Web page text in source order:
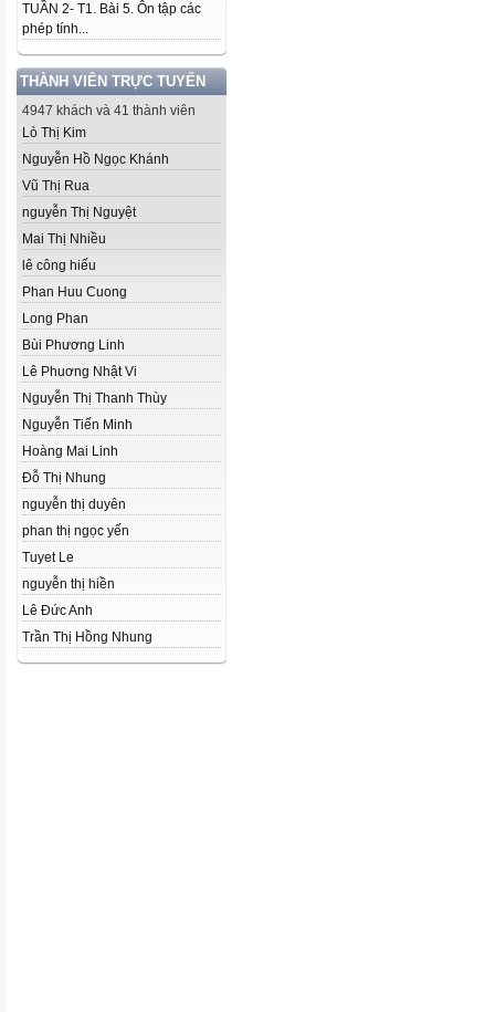
TUẦN 2- T1. Bài 5. Ôn tập các
phép tính...
THÀNH VIÊN TRỰC TUYẾN
4947 khách và 41 thành viên
Lò Thị Kim
Nguyễn Hồ Ngọc Khánh
Vũ Thị Rua
nguyễn Thị Nguyệt
Mai Thị Nhiều
lê công hiếu
Phan Huu Cuong
Long Phan
Bùi Phương Linh
Lê Phuơng Nhật Vi
Nguyễn Thị Thanh Thùy
Nguyễn Tiến Minh
Hoàng Mai Linh
Đỗ Thị Nhung
nguyễn thị duyên
phan thị ngọc yến
Tuyet Le
nguyễn thị hiền
Lê Đức Anh
Trần Thị Hồng Nhung